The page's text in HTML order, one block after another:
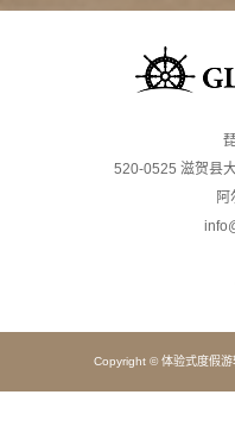
520-0525 滋贺县
阿
Copyright © 体验式度假游